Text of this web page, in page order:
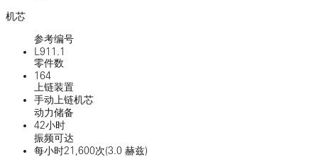
机芯
参考编号
L911.1
零件数
164
上链装置
手动上链机芯
动力储备
42小时
振频可达
每小时21,600次(3.0 赫兹)